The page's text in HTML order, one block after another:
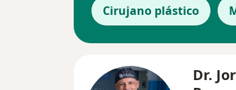
Cirujano plástico
Dr.